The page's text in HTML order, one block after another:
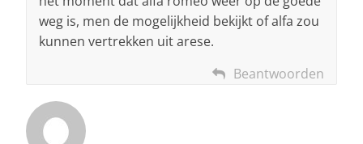
weg is, men de mogelijkheid bekijkt of alfa zou
kunnen vertrekken uit arese.
Beantwoorden